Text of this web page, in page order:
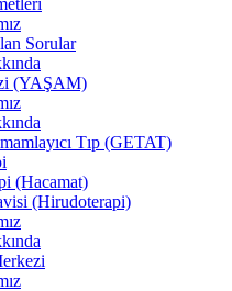
Sorular
(YAŞAM)
Tıp (GETAT)
(Hacamat)
(Hirudoterapi)